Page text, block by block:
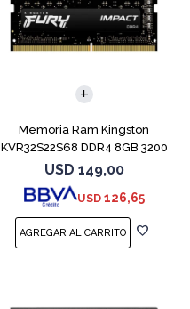
Memoria Ram Kingston
KVR32S22S68 DDR4 8GB 3200
MHz Sodimm
USD 149,00
USD 126,65